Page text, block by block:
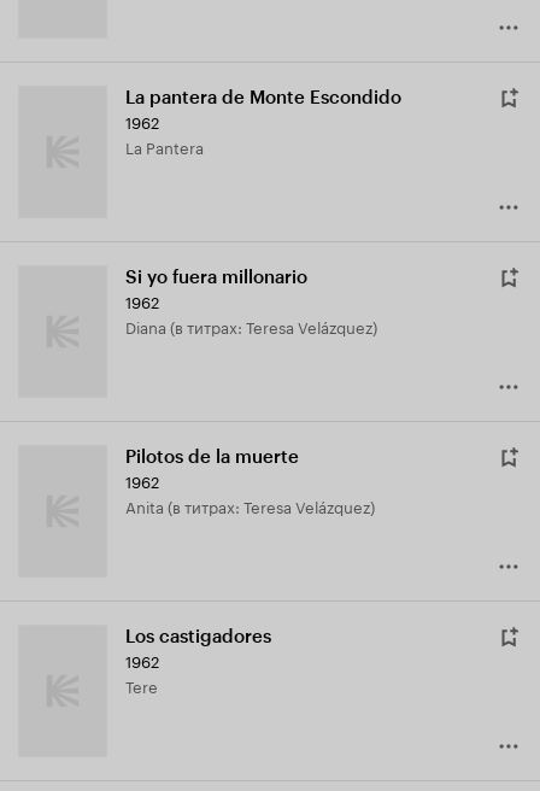
La pantera de Monte Escondido
1962
La Pantera
Si yo fuera millonario
1962
Diana (в титрах: Teresa Velázquez)
Pilotos de la muerte
1962
Anita (в титрах: Teresa Velázquez)
Los castigadores
1962
Tere